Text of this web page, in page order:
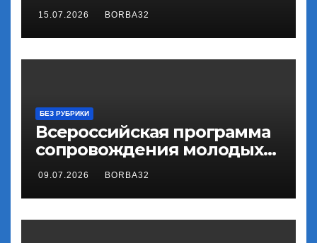
15.07.2026 BORBA32
БЕЗ РУБРИКИ
Всероссийская программа
сопровождения молодых
государственных и
муниципальных служащих
«ГосСтарт»
09.07.2026 BORBA32